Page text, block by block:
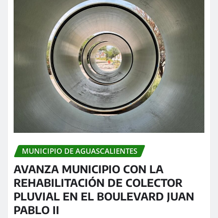
MUNICIPIO DE AGUASCALIENTES
AVANZA MUNICIPIO CON LA
REHABILITACIÓN DE COLECTOR
PLUVIAL EN EL BOULEVARD JUAN
PABLO II